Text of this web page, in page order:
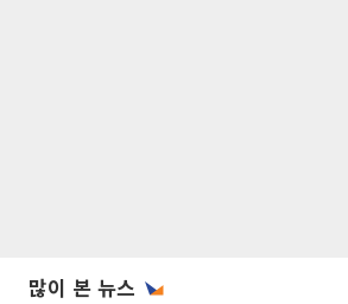
많이 본 뉴스